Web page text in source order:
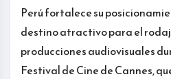
Perú fortalece su
destino atractivo para el
producciones audiovisuales
Festival de Cine de Cannes,